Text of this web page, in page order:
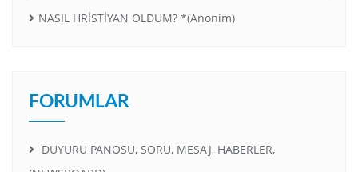
NASIL HRİSTİYAN OLDUM? *(Anonim)
FORUMLAR
DUYURU PANOSU, SORU, MESAJ, HABERLER,